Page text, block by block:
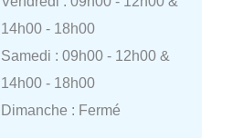
14h00 - 18h00
Samedi : 09h00 - 12h00 &
14h00 - 18h00
Dimanche : Fermé